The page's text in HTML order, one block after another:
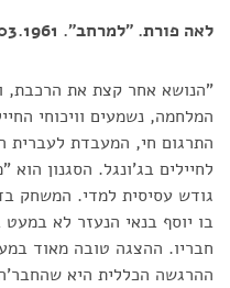
לאה פורת. "למרחב". 26.03.1961
"הנושא אחר קצת את הרכבת,
התרגום חי, המעבדת לעברית
לחיילים בג'ונגל. הסגנון
גודש עסיסית למדי. המשחק
בו יוסף בנאי הנעזר לא
חבריו. ההצגה טובה מאוד
ההרגשה הכללית היא